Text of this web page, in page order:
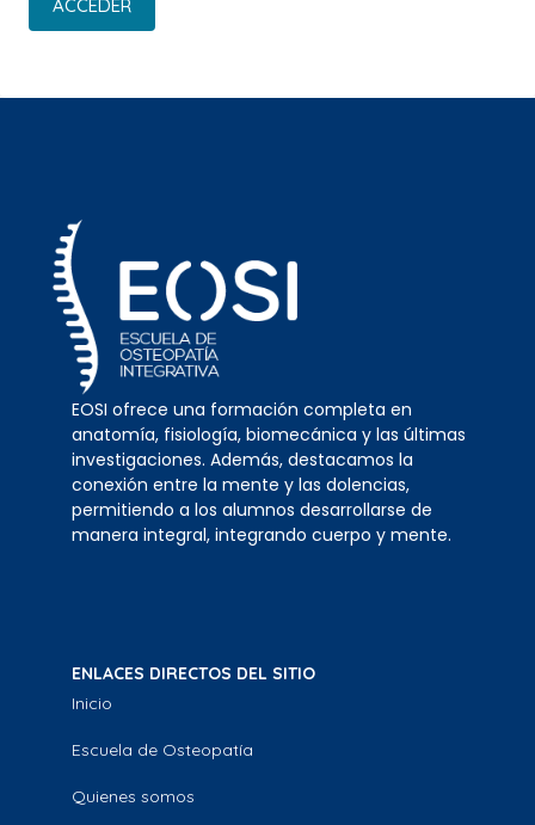
ACCEDER
EOSI ofrece una formación completa en
anatomía, fisiología, biomecánica y las últimas
investigaciones. Además, destacamos la
conexión entre la mente y las dolencias,
permitiendo a los alumnos desarrollarse de
manera integral, integrando cuerpo y mente.
ENLACES DIRECTOS DEL SITIO
Inicio
Escuela de Osteopatía
Quienes somos